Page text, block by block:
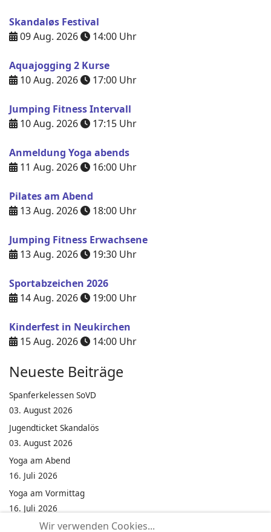
Skandaløs Festival
09 Aug. 2026
14:00 Uhr
Aquajogging 2 Kurse
10 Aug. 2026
17:00 Uhr
Jumping Fitness Intervall
10 Aug. 2026
17:15 Uhr
Anmeldung Yoga abends
11 Aug. 2026
16:00 Uhr
Pilates am Abend
13 Aug. 2026
18:00 Uhr
Jumping Fitness Erwachsene
13 Aug. 2026
19:30 Uhr
Sportabzeichen 2026
14 Aug. 2026
19:00 Uhr
Kinderfest in Neukirchen
15 Aug. 2026
14:00 Uhr
Neueste Beiträge
Spanferkelessen SoVD
03. August 2026
Jugendticket Skandalös
03. August 2026
Yoga am Abend
16. Juli 2026
Yoga am Vormittag
16. Juli 2026
Pilates am Abend
Wir verwenden Cookies...